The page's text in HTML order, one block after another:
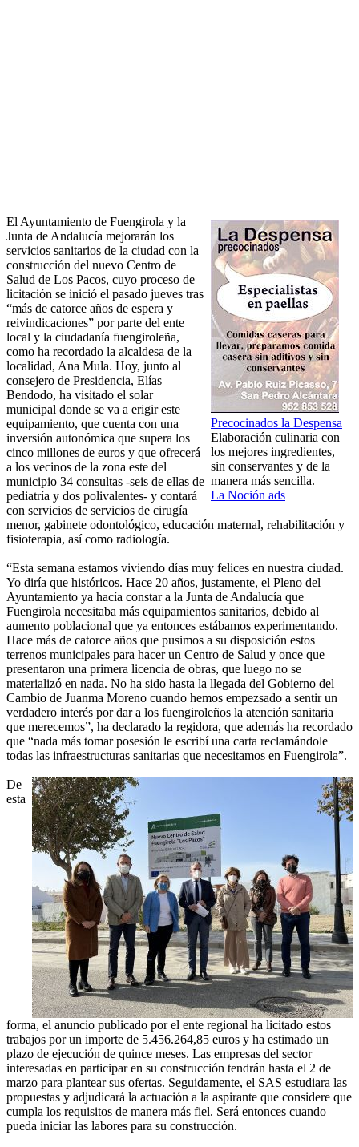
Precocinados la Despensa
Elaboración culinaria con
los mejores ingredientes,
sin conservantes y de la
manera más sencilla.
La Noción ads
El Ayuntamiento de Fuengirola y la
Junta de Andalucía mejorarán los
servicios sanitarios de la ciudad con la
construcción del nuevo Centro de
Salud de Los Pacos, cuyo proceso de
licitación se inició el pasado jueves tras
“más de catorce años de espera y
reivindicaciones” por parte del ente
local y la ciudadanía fuengiroleña,
como ha recordado la alcaldesa de la
localidad, Ana Mula. Hoy, junto al
consejero de Presidencia, Elías
Bendodo, ha visitado el solar
municipal donde se va a erigir este
equipamiento, que cuenta con una
inversión autonómica que supera los
cinco millones de euros y que ofrecerá
a los vecinos de la zona este del
municipio 34 consultas -seis de ellas de
pediatría y dos polivalentes- y contará
con servicios de servicios de cirugía
menor, gabinete odontológico, educación maternal, rehabilitación y
fisioterapia, así como radiología.
“Esta semana estamos viviendo días muy felices en nuestra ciudad.
Yo diría que históricos. Hace 20 años, justamente, el Pleno del
Ayuntamiento ya hacía constar a la Junta de Andalucía que
Fuengirola necesitaba más equipamientos sanitarios, debido al
aumento poblacional que ya entonces estábamos experimentando.
Hace más de catorce años que pusimos a su disposición estos
terrenos municipales para hacer un Centro de Salud y once que
presentaron una primera licencia de obras, que luego no se
materializó en nada. No ha sido hasta la llegada del Gobierno del
Cambio de Juanma Moreno cuando hemos empezsado a sentir un
verdadero interés por dar a los fuengiroleños la atención sanitaria
que merecemos”, ha declarado la regidora, que además ha recordado
que “nada más tomar posesión le escribí una carta reclamándole
todas las infraestructuras sanitarias que necesitamos en Fuengirola”.
De
esta
forma, el anuncio publicado por el ente regional ha licitado estos
trabajos por un importe de 5.456.264,85 euros y ha estimado un
plazo de ejecución de quince meses. Las empresas del sector
interesadas en participar en su construcción tendrán hasta el 2 de
marzo para plantear sus ofertas. Seguidamente, el SAS estudiara las
propuestas y adjudicará la actuación a la aspirante que considere que
cumpla los requisitos de manera más fiel. Será entonces cuando
pueda iniciar las labores para su construcción.